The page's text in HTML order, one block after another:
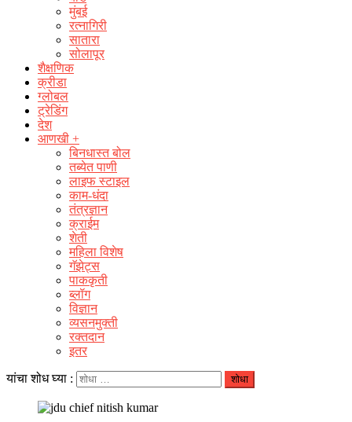
मुंबई
रत्नागिरी
सातारा
सोलापूर
शैक्षणिक
क्रीडा
ग्लोबल
ट्रेडिंग
देश
आणखी +
बिनधास्त बोल
तब्येत पाणी
लाइफ स्टाइल
काम-धंदा
तंत्रज्ञान
क्राईम
शेती
महिला विशेष
गॅझेट्स
पाककृती
ब्लॉग
विज्ञान
व्यसनमुक्ती
रक्‍तदान
इतर
यांचा शोध घ्या :